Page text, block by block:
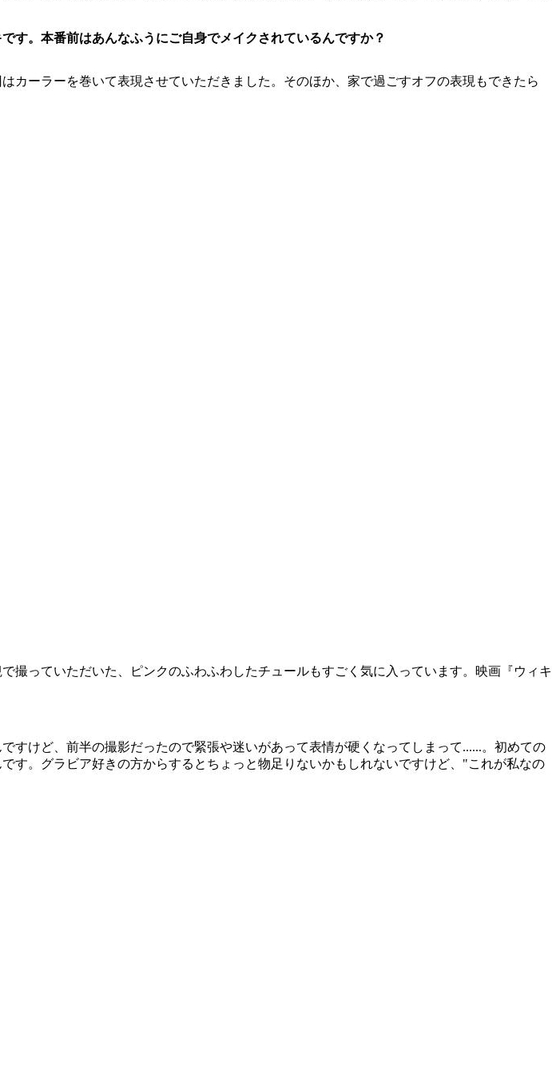
。本番前はあんなふうにご自身でメイクされているんですか？
ーラーを巻いて表現させていただきました。そのほか、家で過ごすオフの表現もできたら
っていただいた、ピンクのふわふわしたチュールもすごく気に入っています。映画『ウィキ
けど、前半の撮影だったので緊張や迷いがあって表情が硬くなってしまって......。初めての
す。グラビア好きの方からするとちょっと物足りないかもしれないですけど、"これが私なの